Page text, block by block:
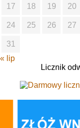
17 18 19 20
24 25 26 27
31
« lip
Licznik